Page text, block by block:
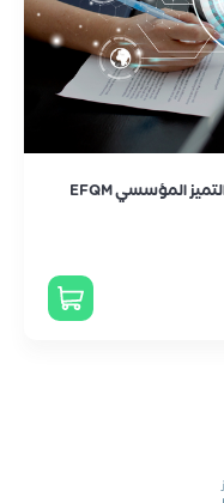
استشاري التميز المؤسسي وفق نموذج التميز المؤسسي EFQM